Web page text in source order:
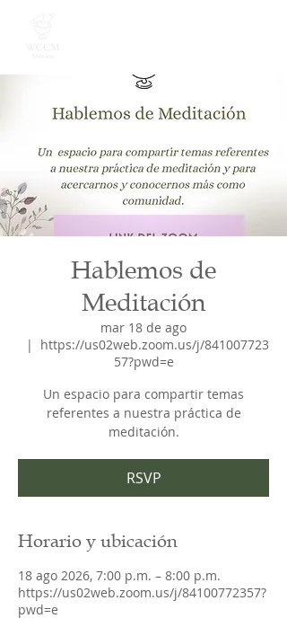
Hablemos de
Meditación
mar 18 de ago
  |
https://us02web.zoom.us/j/841007723
57?pwd=e
Un espacio para compartir temas
referentes a nuestra práctica de
meditación.
RSVP
Horario y ubicación
18 ago 2026, 7:00 p.m. – 8:00 p.m.
https://us02web.zoom.us/j/84100772357?
pwd=e